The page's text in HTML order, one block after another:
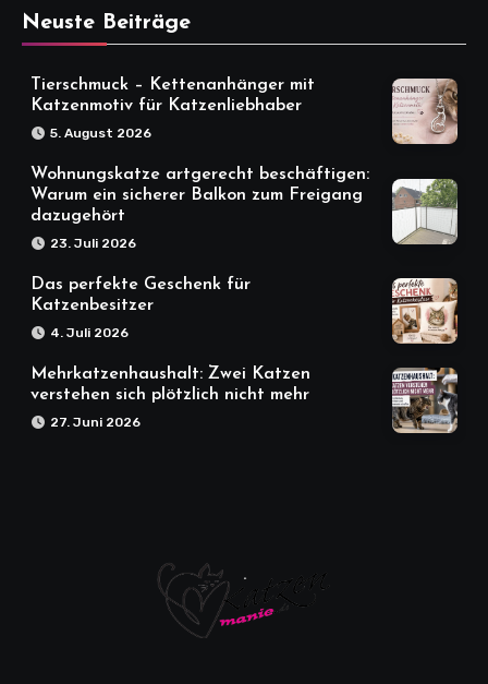
Neuste Beiträge
Tierschmuck – Kettenanhänger mit
Katzenmotiv für Katzenliebhaber
5. August 2026
Wohnungskatze artgerecht beschäftigen:
Warum ein sicherer Balkon zum Freigang
dazugehört
23. Juli 2026
Das perfekte Geschenk für
Katzenbesitzer
4. Juli 2026
Mehrkatzenhaushalt: Zwei Katzen
verstehen sich plötzlich nicht mehr
27. Juni 2026